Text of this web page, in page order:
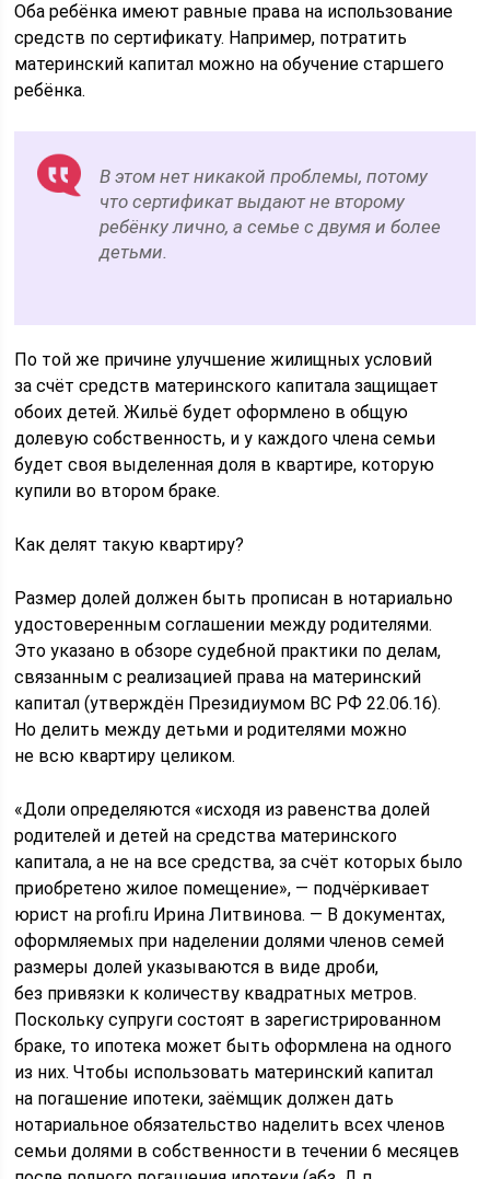
Оба ребёнка имеют равные права на использование
средств по сертификату. Например, потратить
материнский капитал можно на обучение старшего
ребёнка.
В этом нет никакой проблемы, потому
что сертификат выдают не второму
ребёнку лично, а семье с двумя и более
детьми.
По той же причине улучшение жилищных условий
за счёт средств материнского капитала защищает
обоих детей. Жильё будет оформлено в общую
долевую собственность, и у каждого члена семьи
будет своя выделенная доля в квартире, которую
купили во втором браке.
Как делят такую квартиру?
Размер долей должен быть прописан в нотариально
удостоверенным соглашении между родителями.
Это указано в обзоре судебной практики по делам,
связанным с реализацией права на материнский
капитал (утверждён Президиумом ВС РФ 22.06.16).
Но делить между детьми и родителями можно
не всю квартиру целиком.
«Доли определяются «исходя из равенства долей
родителей и детей на средства материнского
капитала, а не на все средства, за счёт которых было
приобретено жилое помещение», — подчёркивает
юрист на profi.ru Ирина Литвинова. — В документах,
оформляемых при наделении долями членов семей
размеры долей указываются в виде дроби,
без привязки к количеству квадратных метров.
Поскольку супруги состоят в зарегистрированном
браке, то ипотека может быть оформлена на одного
из них. Чтобы использовать материнский капитал
на погашение ипотеки, заёмщик должен дать
нотариальное обязательство наделить всех членов
семьи долями в собственности в течении 6 месяцев